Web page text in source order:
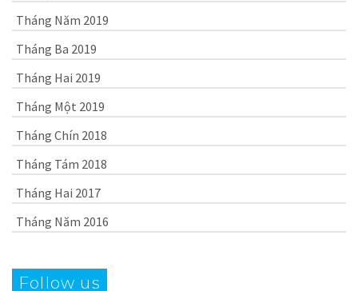
Tháng Năm 2019
Tháng Ba 2019
Tháng Hai 2019
Tháng Một 2019
Tháng Chín 2018
Tháng Tám 2018
Tháng Hai 2017
Tháng Năm 2016
Follow us